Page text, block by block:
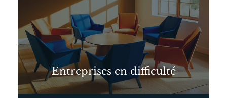
Entreprises en difficulté